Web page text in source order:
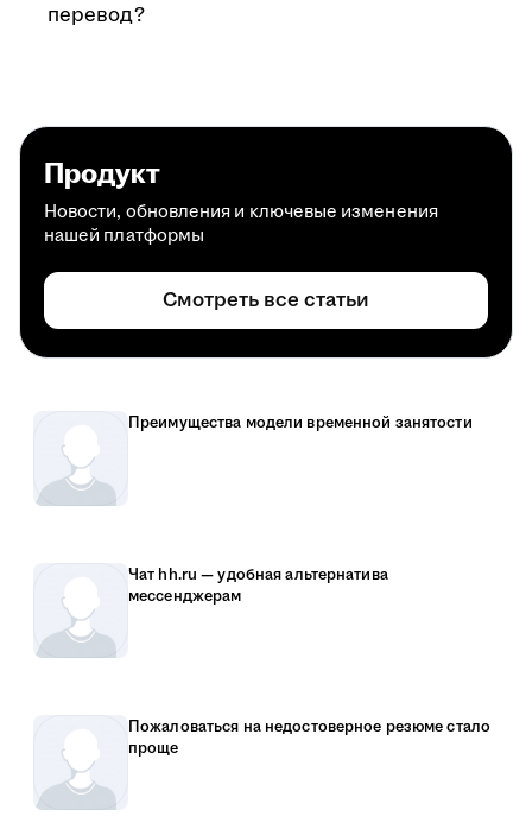
перевод?
Продукт
Новости, обновления и ключевые изменения
нашей платформы
Смотреть все статьи
Преимущества модели временной занятости
Чат hh.ru — удобная альтернатива
мессенджерам
Пожаловаться на недостоверное резюме стало
проще